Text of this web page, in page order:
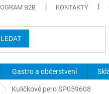
B2B KONTAKTY
Gastro a občerstvení
Kuličkové pero SP059608